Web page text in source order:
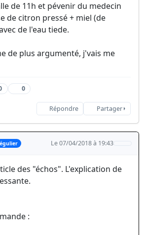
de 11h et pévenir du medecin
de citron pressé + miel (de
de l'eau tiede.
de plus argumenté, j'vais me
0
Répondre Partager
Le 07/04/2018 à 19:43
des "échos". L'explication de
: